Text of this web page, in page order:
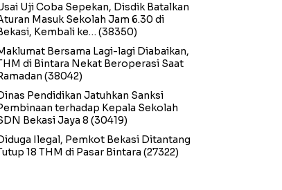
Uji Coba Sepekan, Disdik Batalkan
Masuk Sekolah Jam 6.30 di
Kembali ke… (38350)
Bersama Lagi-lagi Diabaikan,
di Bintara Nekat Beroperasi Saat
(38042)
Pendidikan Jatuhkan Sanksi
terhadap Kepala Sekolah
Bekasi Jaya 8 (30419)
Ilegal, Pemkot Bekasi Ditantang
18 THM di Pasar Bintara (27322)